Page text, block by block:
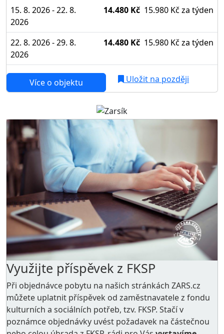
15. 8. 2026 - 22. 8.
2026
14.480 Kč 15.980 Kč za týden
22. 8. 2026 - 29. 8.
2026
14.480 Kč 15.980 Kč za týden
Více o objektu Uložit na později
Využijte příspěvek z FKSP
Při objednávce pobytu na našich stránkách ZARS.cz
můžete uplatnit příspěvek od zaměstnavatele z fondu
kulturních a sociálních potřeb, tzv. FKSP. Stačí v
poznámce objednávky uvést požadavek na částečnou